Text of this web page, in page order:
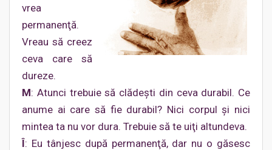
vrea
permanenţă.
Vreau să creez
ceva care să
dureze.
M: Atunci trebuie să clădeşti din ceva durabil. Ce
anume ai care să fie durabil? Nici corpul şi nici
mintea ta nu vor dura. Trebuie să te uiţi altundeva.
Î: Eu tânjesc după permanenţă, dar nu o găsesc